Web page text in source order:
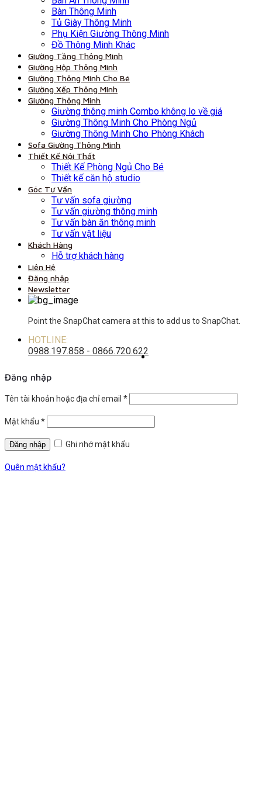
Bàn Thông Minh
Tủ Giày Thông Minh
Phụ Kiện Giường Thông Minh
Đồ Thông Minh Khác
Giường Tầng Thông Minh
Giường Hộp Thông Minh
Giường Thông Minh Cho Bé
Giường Xếp Thông Minh
Giường Thông Minh
Giường thông minh Combo không lo về giá
Giường Thông Minh Cho Phòng Ngủ
Giường Thông Minh Cho Phòng Khách
Sofa Giường Thông Minh
Thiết Kế Nội Thất
Thiết Kế Phòng Ngủ Cho Bé
Thiết kế căn hộ studio
Góc Tư Vấn
Tư vấn sofa giường
Tư vấn giường thông minh
Tư vấn bàn ăn thông minh
Tư vấn vật liệu
Khách Hàng
Hỗ trợ khách hàng
Liên Hệ
Đăng nhập
Newsletter
Point the SnapChat camera at this to add us to SnapChat.
HOTLINE:
0988.197.858 - 0866.720.622
Đăng nhập
Tên tài khoản hoặc địa chỉ email *
Mật khẩu *
Ghi nhớ mật khẩu
Quên mật khẩu?